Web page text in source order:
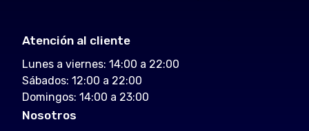
Atención al cliente
Lunes a viernes: 14:00 a 22:00
Sábados: 12:00 a 22:00
Domingos: 14:00 a 23:00
Nosotros